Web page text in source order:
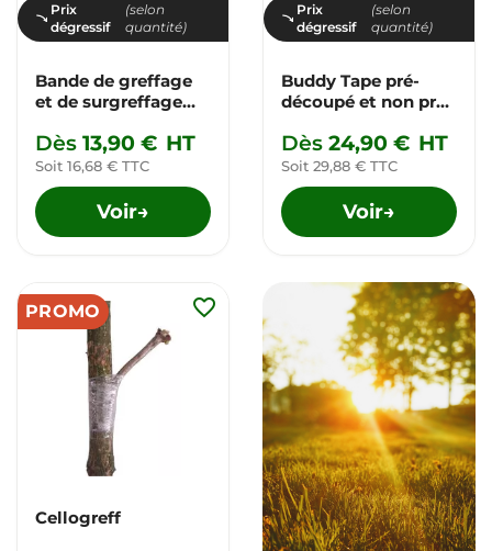
Prix
dégressif
(selon
quantité)
Bande de greffage
et de surgreffage
Dès 13,90 € HT
Soit 16,68 € TTC
Voir→
Prix
dégressif
(selon
quantité)
Buddy Tape pré-
découpé et non pré-
Dès 24,90 € HT
Soit 29,88 € TTC
Voir→
PROMO
Cellogreff
favorite_border